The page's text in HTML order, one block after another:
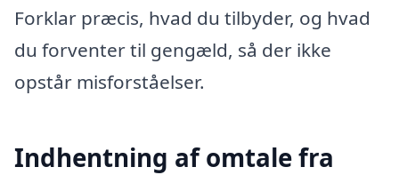
Forklar præcis, hvad du tilbyder, og hvad
du forventer til gengæld, så der ikke
opstår misforståelser.
Indhentning af omtale fra